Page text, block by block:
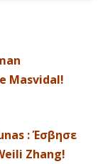
Masvidal!
: Έσβησε
Zhang!